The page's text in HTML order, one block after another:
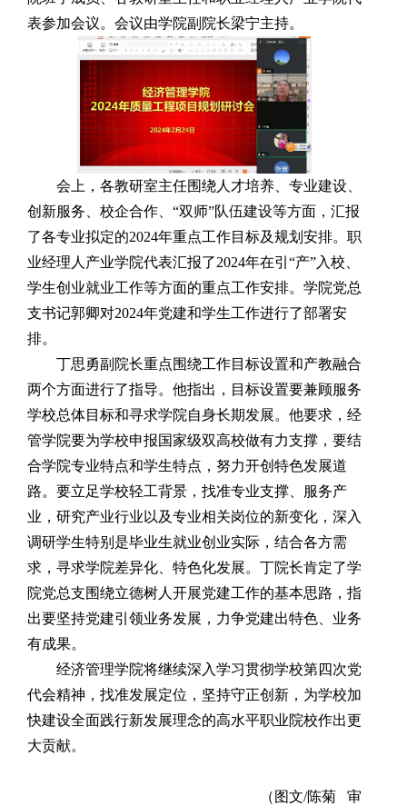
表参加会议。会议由学院副院长梁宁主持。
会上，各教研室主任围绕人才培养、专业建设、
创新服务、校企合作、“双师”队伍建设等方面，汇报
了各专业拟定的2024年重点工作目标及规划安排。职
业经理人产业学院代表汇报了2024年在引“产”入校、
学生创业就业工作等方面的重点工作安排。学院党总
支书记郭卿对2024年党建和学生工作进行了部署安
排。
丁思勇副院长重点围绕工作目标设置和产教融合
两个方面进行了指导。他指出，目标设置要兼顾服务
学校总体目标和寻求学院自身长期发展。他要求，经
管学院要为学校申报国家级双高校做有力支撑，要结
合学院专业特点和学生特点，努力开创特色发展道
路。要立足学校轻工背景，找准专业支撑、服务产
业，研究产业行业以及专业相关岗位的新变化，深入
调研学生特别是毕业生就业创业实际，结合各方需
求，寻求学院差异化、特色化发展。丁院长肯定了学
院党总支围绕立德树人开展党建工作的基本思路，指
出要坚持党建引领业务发展，力争党建出特色、业务
有成果。
经济管理学院将继续深入学习贯彻学校第四次党
代会精神，找准发展定位，坚持守正创新，为学校加
快建设全面践行新发展理念的高水平职业院校作出更
大贡献。
（图文/陈菊 审